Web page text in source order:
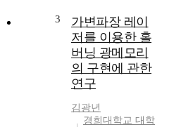
3
가변파장 레이
저를 이용한 홀
버닝 광메모리
의 구현에 관한
연구
김광년
경희대학교 대학